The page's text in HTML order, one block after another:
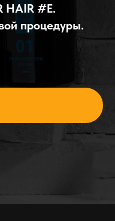
HAIR #E.
процедуры.